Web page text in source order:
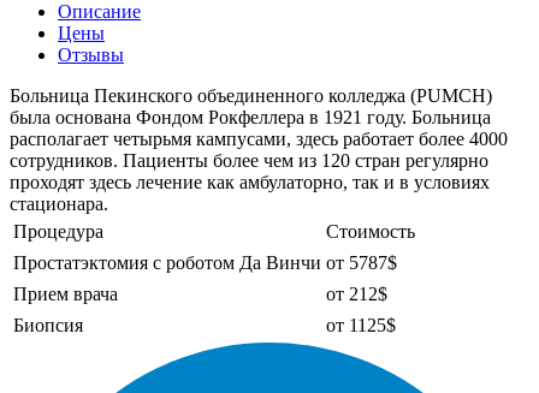
Описание
Цены
Отзывы
Больница Пекинского объединенного колледжа (PUMCH)
была основана Фондом Рокфеллера в 1921 году. Больница
располагает четырьмя кампусами, здесь работает более 4000
сотрудников. Пациенты более чем из 120 стран регулярно
проходят здесь лечение как амбулаторно, так и в условиях
стационара.
Процедура
Стоимость
Простатэктомия с роботом Да Винчи от 5787$
Прием врача
от 212$
Биопсия
от 1125$